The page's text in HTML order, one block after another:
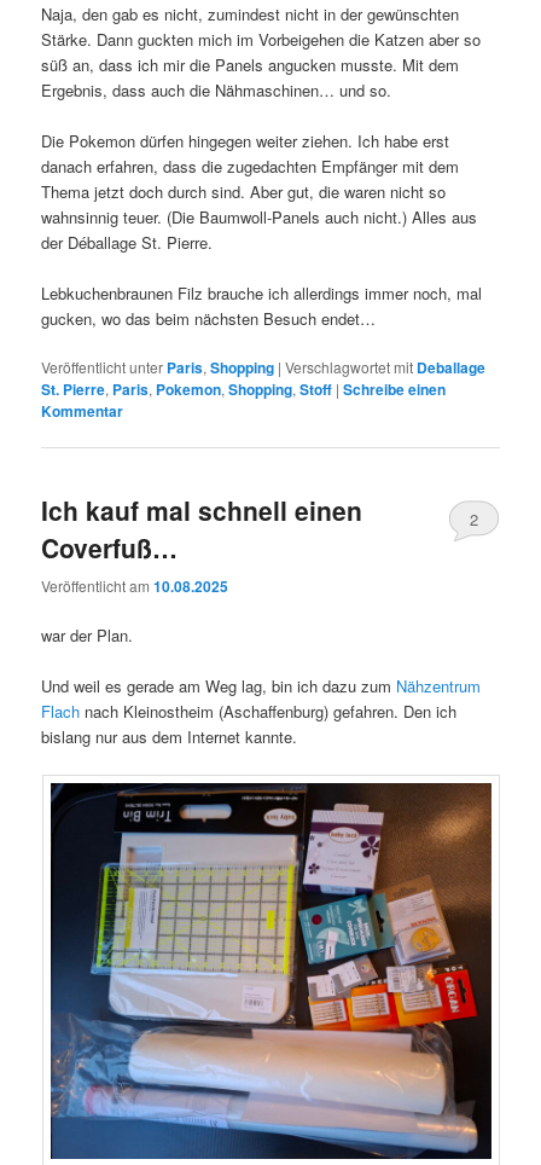
Naja, den gab es nicht, zumindest nicht in der gewünschten
Stärke. Dann guckten mich im Vorbeigehen die Katzen aber so
süß an, dass ich mir die Panels angucken musste. Mit dem
Ergebnis, dass auch die Nähmaschinen… und so.
Die Pokemon dürfen hingegen weiter ziehen. Ich habe erst
danach erfahren, dass die zugedachten Empfänger mit dem
Thema jetzt doch durch sind. Aber gut, die waren nicht so
wahnsinnig teuer. (Die Baumwoll-Panels auch nicht.) Alles aus
der Déballage St. Pierre.
Lebkuchenbraunen Filz brauche ich allerdings immer noch, mal
gucken, wo das beim nächsten Besuch endet…
Veröffentlicht unter Paris,Shopping |Verschlagwortet mit Deballage
St. Pierre, Paris, Pokemon,Shopping,Stoff |Schreibe einen
Kommentar
Ich kauf mal schnell einen
Coverfuß…
Veröffentlicht am10.08.2025
2
war der Plan.
Und weil es gerade am Weg lag, bin ich dazu zum Nähzentrum
Flach nach Kleinostheim (Aschaffenburg) gefahren. Den ich
bislang nur aus dem Internet kannte.